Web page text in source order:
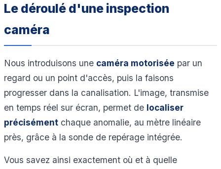
Le déroulé d'une inspection
caméra
Nous introduisons une caméra motorisée par un
regard ou un point d'accès, puis la faisons
progresser dans la canalisation. L'image, transmise
en temps réel sur écran, permet de localiser
précisément chaque anomalie, au mètre linéaire
près, grâce à la sonde de repérage intégrée.
Vous savez ainsi exactement où et à quelle